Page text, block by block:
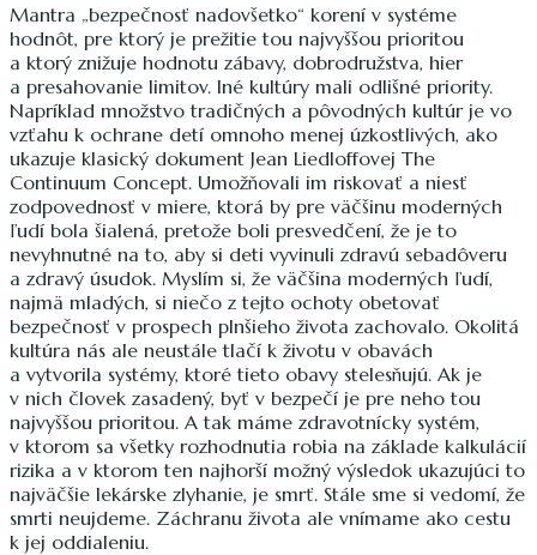
Mantra „bezpečnosť nadovšetko“ korení v systéme
hodnôt, pre ktorý je prežitie tou najvyššou prioritou
a ktorý znižuje hodnotu zábavy, dobrodružstva, hier
a presahovanie limitov. Iné kultúry mali odlišné priority.
Napríklad množstvo tradičných a pôvodných kultúr je vo
vzťahu k ochrane detí omnoho menej úzkostlivých, ako
ukazuje klasický dokument Jean Liedloffovej The
Continuum Concept. Umožňovali im riskovať a niesť
zodpovednosť v miere, ktorá by pre väčšinu moderných
ľudí bola šialená, pretože boli presvedčení, že je to
nevyhnutné na to, aby si deti vyvinuli zdravú sebadôveru
a zdravý úsudok. Myslím si, že väčšina moderných ľudí,
najmä mladých, si niečo z tejto ochoty obetovať
bezpečnosť v prospech plnšieho života zachovalo. Okolitá
kultúra nás ale neustále tlačí k životu v obavách
a vytvorila systémy, ktoré tieto obavy stelesňujú. Ak je
v nich človek zasadený, byť v bezpečí je pre neho tou
najvyššou prioritou. A tak máme zdravotnícky systém,
v ktorom sa všetky rozhodnutia robia na základe kalkulácií
rizika a v ktorom ten najhorší možný výsledok ukazujúci to
najväčšie lekárske zlyhanie, je smrť. Stále sme si vedomí, že
smrti neujdeme. Záchranu života ale vnímame ako cestu
k jej oddialeniu.